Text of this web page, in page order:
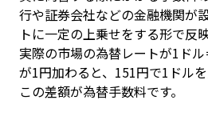
行や証券会社などの金融機関が
トに一定の上乗せをする形で反
実際の市場の為替レートが1ド
が1円加わると、151円で1ドルを
この差額が為替手数料です。